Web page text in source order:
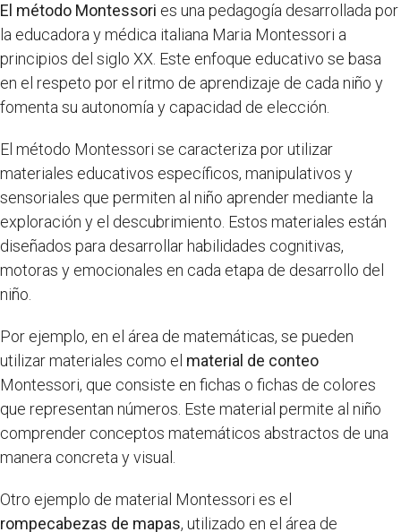
El método Montessori es una pedagogía desarrollada por
la educadora y médica italiana Maria Montessori a
principios del siglo XX. Este enfoque educativo se basa
en el respeto por el ritmo de aprendizaje de cada niño y
fomenta su autonomía y capacidad de elección.
El método Montessori se caracteriza por utilizar
materiales educativos específicos, manipulativos y
sensoriales que permiten al niño aprender mediante la
exploración y el descubrimiento. Estos materiales están
diseñados para desarrollar habilidades cognitivas,
motoras y emocionales en cada etapa de desarrollo del
niño.
Por ejemplo, en el área de matemáticas, se pueden
utilizar materiales como el material de conteo
Montessori, que consiste en fichas o fichas de colores
que representan números. Este material permite al niño
comprender conceptos matemáticos abstractos de una
manera concreta y visual.
Otro ejemplo de material Montessori es el
rompecabezas de mapas, utilizado en el área de